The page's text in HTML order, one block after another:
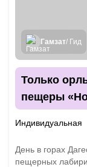
Гамзат/ Гид
Только
пещеры
Индивидуальная
День в горах
пещерных